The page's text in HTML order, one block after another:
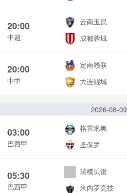
20:00
中超
云南玉昆
成都蓉城
20:00
中甲
定南赣联
大连鲲城
2026-08-09
03:00
巴西甲
格雷米奥
圣保罗
05:30
巴西甲
瑞模贝雷
米内罗竞技